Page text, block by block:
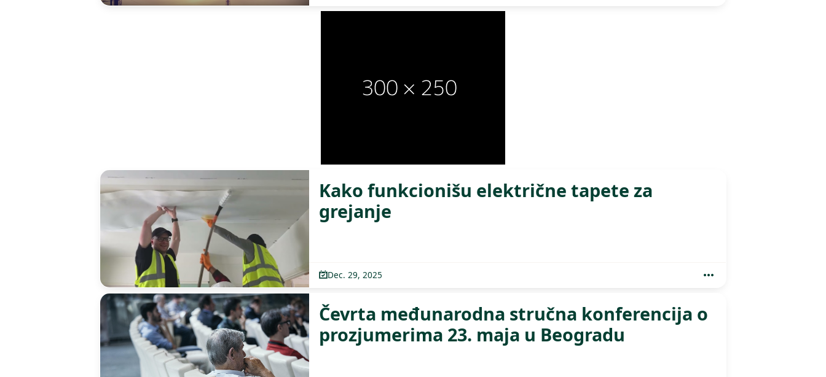
Kako funkcionišu električne tapete za
grejanje
Dec. 29, 2025
Čevrta međunarodna stručna konferencija o
prozjumerima 23. maja u Beogradu